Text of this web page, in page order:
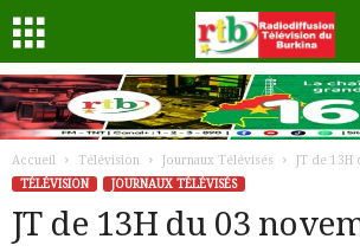
Accueil Télévision Journaux Télévisés
JT de 13H
TÉLÉVISION
JOURNAUX TÉLÉVISÉS
JT de 13H du 03